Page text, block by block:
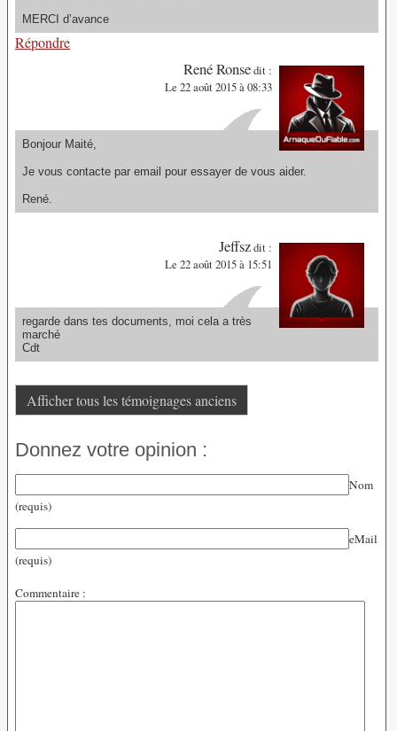
MERCI d’avance
Répondre
René Ronsedit :
Le 22 août 2015 à 08:33
Bonjour Maité,
Je vous contacte par email pour essayer de vous aider.
René.
Jeffszdit :
Le 22 août 2015 à 15:51
regarde dans tes documents, moi cela a très
marché
Cdt
Afficher tous les témoignages anciens
Donnez votre opinion :
Nom
(requis)
eMail
(requis)
Commentaire :